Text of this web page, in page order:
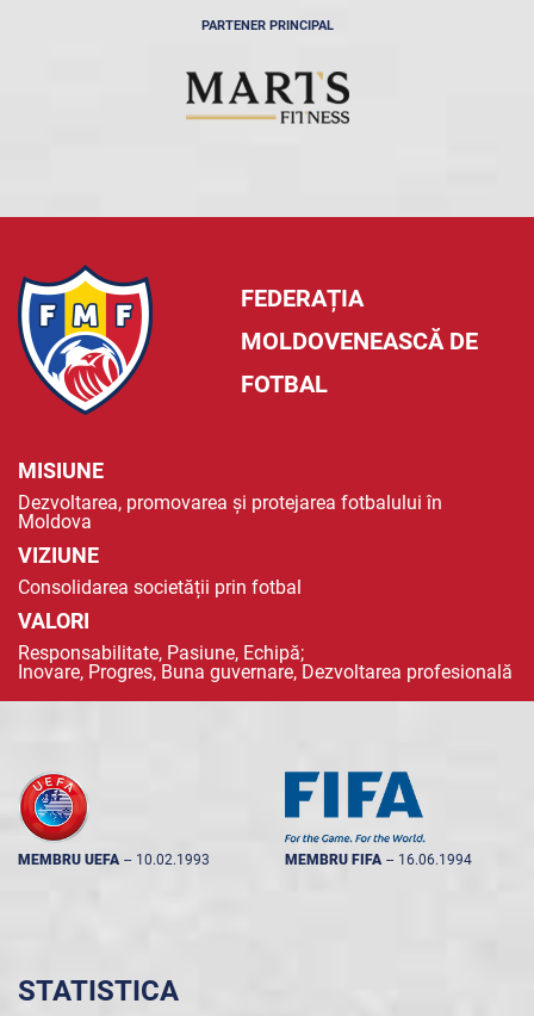
PARTENER PRINCIPAL
FEDERAȚIA
MOLDOVENEASCĂ DE
FOTBAL
MISIUNE
Dezvoltarea, promovarea și protejarea fotbalului în
Moldova
VIZIUNE
Consolidarea societății prin fotbal
VALORI
Responsabilitate, Pasiune, Echipă;
Inovare, Progres, Buna guvernare, Dezvoltarea profesională
MEMBRU UEFA -- 10.02.1993 MEMBRU FIFA -- 16.06.1994
STATISTICA